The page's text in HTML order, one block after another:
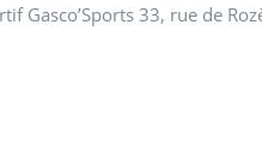
Gasco’Sports 33, rue de